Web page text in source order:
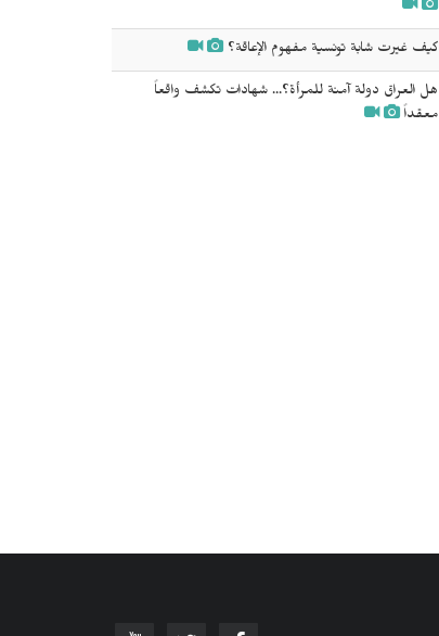
كيف غيرت شابة تونسية مفهوم الإعاقة؟
هل العراق دولة آمنة للمرأة؟... شهادات تكشف واقعاً
معقداً